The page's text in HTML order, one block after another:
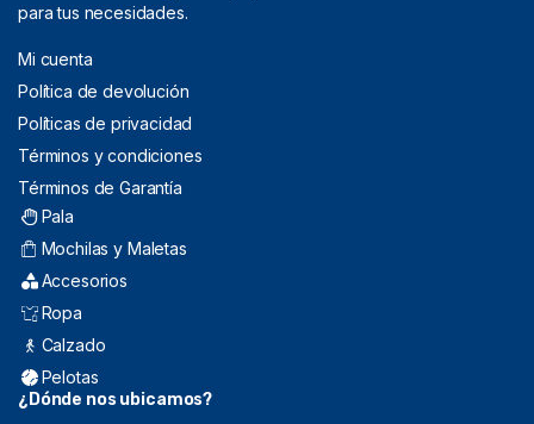
para tus necesidades.
Mi cuenta
Política de devolución
Políticas de privacidad
Términos y condiciones
Términos de Garantía
Pala
Mochilas y Maletas
Accesorios
Ropa
Calzado
Pelotas
¿Dónde nos ubicamos?